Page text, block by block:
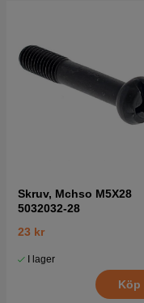
Skruv, Mchso M5X28
5032032-28
23 kr
I lager
Köp